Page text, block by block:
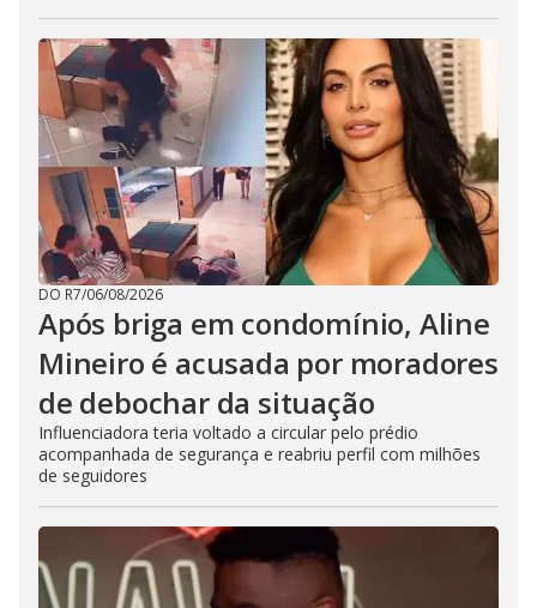
DO R7/06/08/2026
Após briga em condomínio, Aline
Mineiro é acusada por moradores
de debochar da situação
Influenciadora teria voltado a circular pelo prédio
acompanhada de segurança e reabriu perfil com milhões
de seguidores